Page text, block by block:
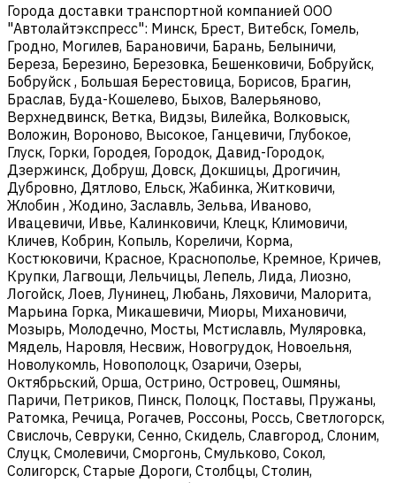
Города доставки транспортной компанией ООО
"Автолайтэкспресс": Минск, Брест, Витебск, Гомель,
Гродно, Могилев, Барановичи, Барань, Белыничи,
Береза, Березино, Березовка, Бешенковичи, Бобруйск,
Бобруйск , Большая Берестовица, Борисов, Брагин,
Браслав, Буда-Кошелево, Быхов, Валерьяново,
Верхнедвинск, Ветка, Видзы, Вилейка, Волковыск,
Воложин, Вороново, Высокое, Ганцевичи, Глубокое,
Глуск, Горки, Городея, Городок, Давид-Городок,
Дзержинск, Добруш, Довск, Докшицы, Дрогичин,
Дубровно, Дятлово, Ельск, Жабинка, Житковичи,
Жлобин , Жодино, Заславль, Зельва, Иваново,
Ивацевичи, Ивье, Калинковичи, Клецк, Климовичи,
Кличев, Кобрин, Копыль, Кореличи, Корма,
Костюковичи, Красное, Краснополье, Кремное, Кричев,
Крупки, Лагвощи, Лельчицы, Лепель, Лида, Лиозно,
Логойск, Лоев, Лунинец, Любань, Ляховичи, Малорита,
Марьина Горка, Микашевичи, Миоры, Михановичи,
Мозырь, Молодечно, Мосты, Мстиславль, Муляровка,
Мядель, Наровля, Несвиж, Новогрудок, Новоельня,
Новолукомль, Новополоцк, Озаричи, Озеры,
Октябрьский, Орша, Острино, Островец, Ошмяны,
Паричи, Петриков, Пинск, Полоцк, Поставы, Пружаны,
Ратомка, Речица, Рогачев, Россоны, Россь, Светлогорск,
Свислочь, Севруки, Сенно, Скидель, Славгород, Слоним,
Слуцк, Смолевичи, Сморгонь, Смульково, Сокол,
Солигорск, Старые Дороги, Столбцы, Столин,